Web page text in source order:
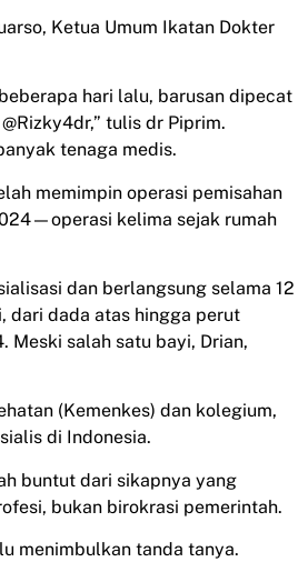
Ketua Umum Ikatan Dokter
hari lalu, barusan dipecat
tulis dr Piprim.
tenaga medis.
memimpin operasi pemisahan
kelima sejak rumah
dan berlangsung selama 12
dari dada atas hingga perut
Meski salah satu bayi, Drian,
(Kemenkes) dan kolegium,
di Indonesia.
buntut dari sikapnya yang
bukan birokrasi pemerintah.
menimbulkan tanda tanya.